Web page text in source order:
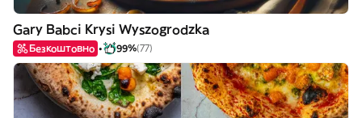
Gary Babci Krysi Wyszogrodzka
Безкоштовно 99%(77)